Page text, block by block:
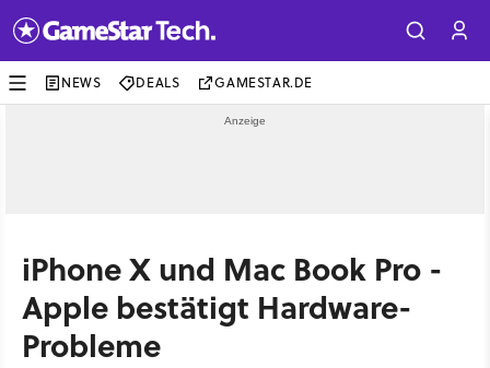
NEWS DEALS GAMESTAR.DE
iPhone X und Mac Book Pro -
Apple bestätigt Hardware-
Probleme